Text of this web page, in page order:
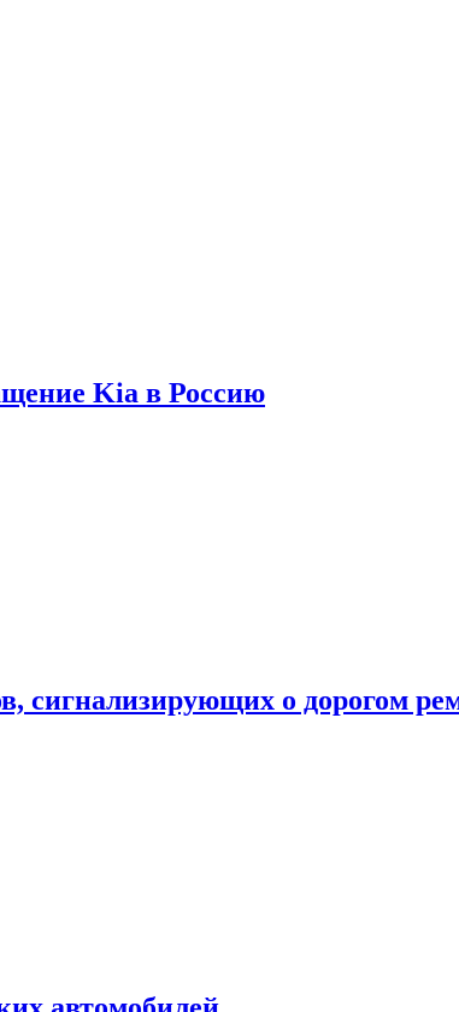
Kia в Россию
сигнализирующих о дорогом